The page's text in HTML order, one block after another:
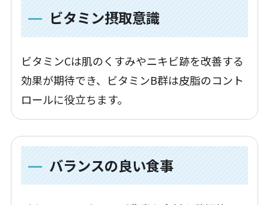
ビタミン摂取意識
ビタミンCは肌のくすみやニキビ跡を改善する
効果が期待でき、ビタミンB群は皮脂のコント
ロールに役立ちます。
バランスの良い食事